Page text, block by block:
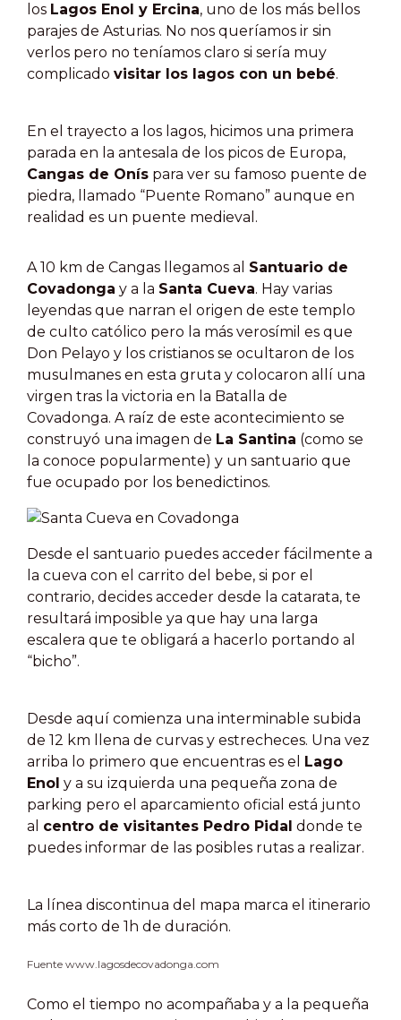
los Lagos Enol y Ercina, uno de los más bellos
parajes de Asturias. No nos queríamos ir sin
verlos pero no teníamos claro si sería muy
complicado visitar los lagos con un bebé.
En el trayecto a los lagos, hicimos una primera
parada en la antesala de los picos de Europa,
Cangas de Onís para ver su famoso puente de
piedra, llamado “Puente Romano” aunque en
realidad es un puente medieval.
A 10 km de Cangas llegamos al Santuario de
Covadonga y a la Santa Cueva. Hay varias
leyendas que narran el origen de este templo
de culto católico pero la más verosímil es que
Don Pelayo y los cristianos se ocultaron de los
musulmanes en esta gruta y colocaron allí una
virgen tras la victoria en la Batalla de
Covadonga. A raíz de este acontecimiento se
construyó una imagen de La Santina (como se
la conoce popularmente) y un santuario que
fue ocupado por los benedictinos.
Desde el santuario puedes acceder fácilmente a
la cueva con el carrito del bebe, si por el
contrario, decides acceder desde la catarata, te
resultará imposible ya que hay una larga
escalera que te obligará a hacerlo portando al
“bicho”.
Desde aquí comienza una interminable subida
de 12 km llena de curvas y estrecheces. Una vez
arriba lo primero que encuentras es el Lago
Enol y a su izquierda una pequeña zona de
parking pero el aparcamiento oficial está junto
al centro de visitantes Pedro Pidal donde te
puedes informar de las posibles rutas a realizar.
La línea discontinua del mapa marca el itinerario
más corto de 1h de duración.
Fuente www.lagosdecovadonga.com
Como el tiempo no acompañaba y a la pequeña